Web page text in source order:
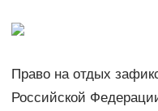
Право на отдых
Российской